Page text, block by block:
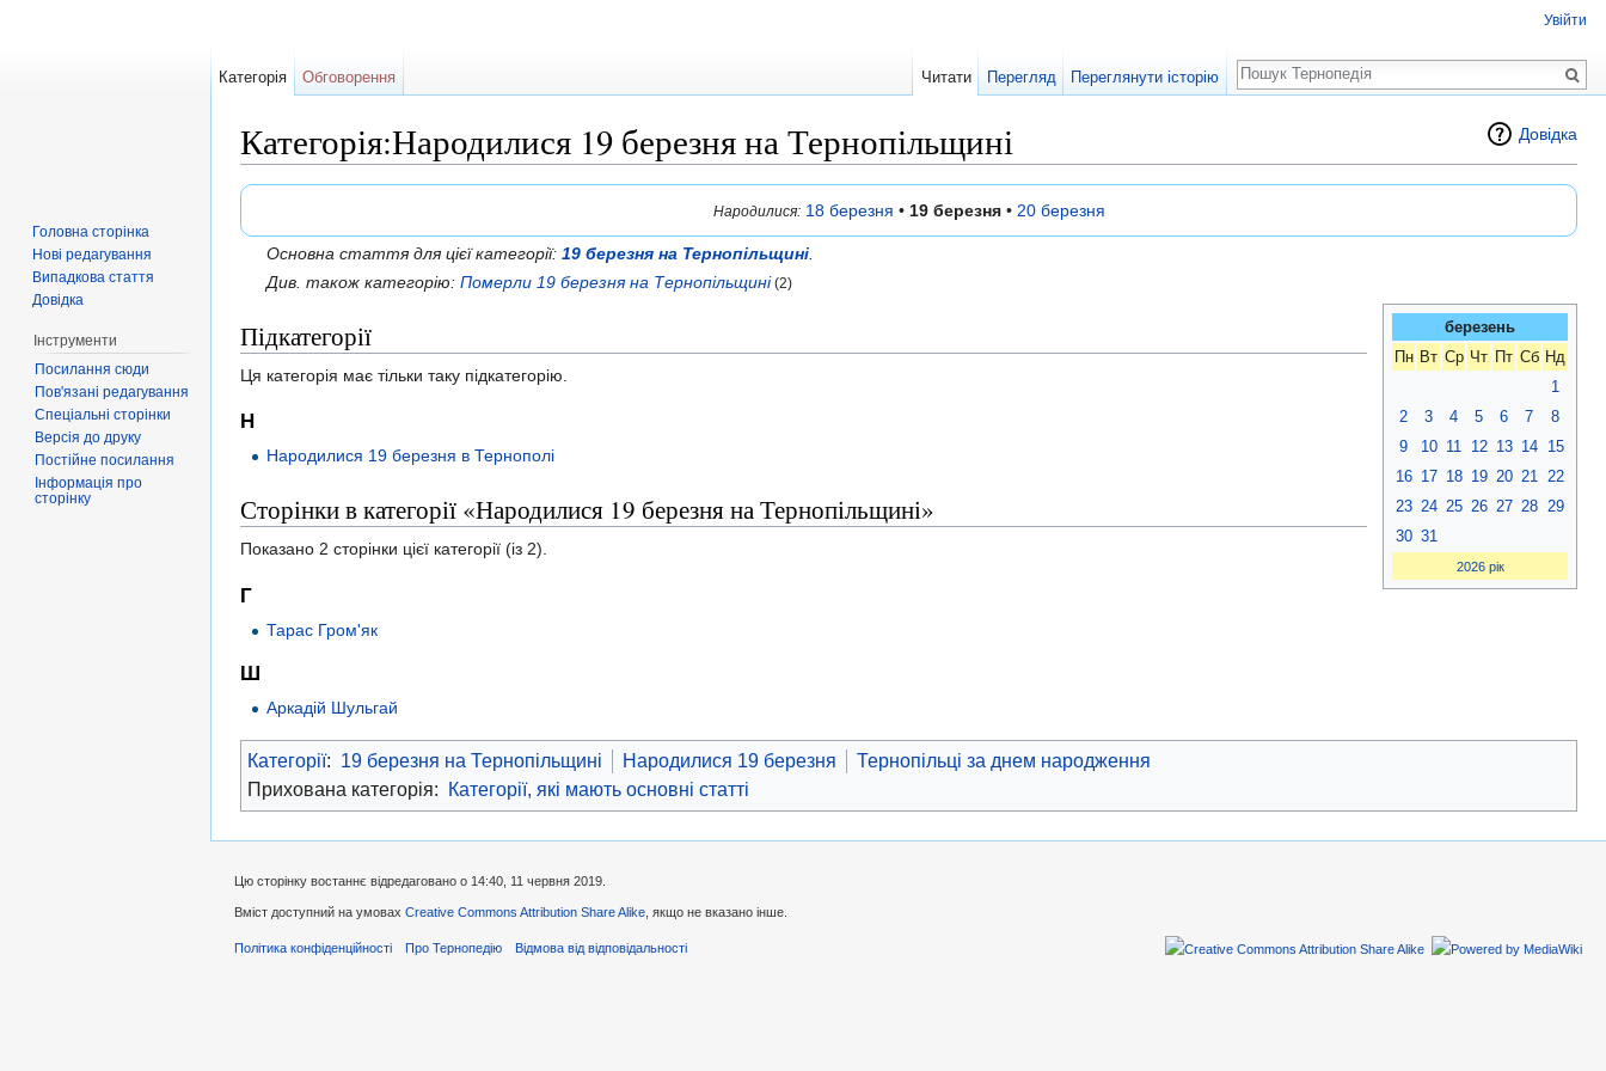
Довідка
Категорія:Народилися 19 березня на Тернопільщині
Народилися: 18 березня • 19 березня• 20 березня
Основна стаття для цієї категорії:19 березня на Тернопільщині.
Див. також категорію: Померли 19 березня на Тернопільщині(2)
березень
Пн Вт Ср Чт Пт Сб Нд
1
2
3 4 5 6 7
8
9
10 11 12 13 14
15
16 17 18 19 20 21
22
23 24 25 26 27 28
29
30 31
2026 рік
Підкатегорії
Ця категорія має тільки таку підкатегорію.
Н
Народилися 19 березня в Тернополі
Сторінки в категорії «Народилися 19 березня на Тернопільщині»
Показано 2 сторінки цієї категорії (із 2).
Г
Тарас Гром'як
Ш
Аркадій Шульгай
Категорії: 19 березня на Тернопільщині Народилися 19 березня
Тернопільці за днем народження
Прихована категорія:
Категорії, які мають основні статті
Увійти
Категорія Обговорення Читати Перегляд Переглянути історію
Пошук
Головна сторінка
Нові редагування
Випадкова стаття
Довідка
Інструменти
Посилання сюди
Пов'язані редагування
Спеціальні сторінки
Версія до друку
Постійне посилання
Інформація про
сторінку
Цю сторінку востаннє відредаговано о 14:40, 11 червня 2019.
Вміст доступний на умовах Creative Commons Attribution Share Alike , якщо не вказано інше.
Політика конфіденційності Про Тернопедію Відмова від відповідальності